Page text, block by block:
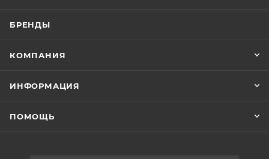
БРЕНДЫ
КОМПАНИЯ
ИНФОРМАЦИЯ
ПОМОЩЬ